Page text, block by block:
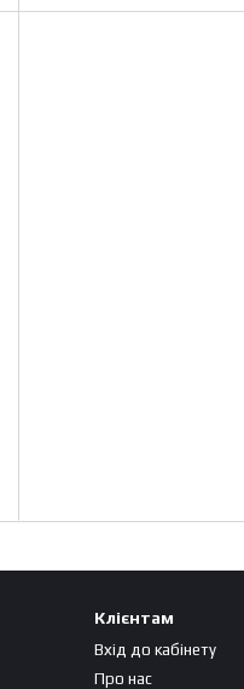
Клієнтам
Вхід до кабінету
Про нас